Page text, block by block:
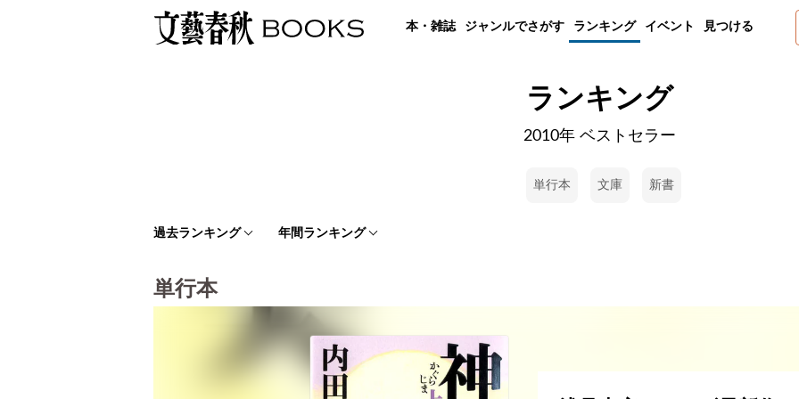
本・雑誌 ジャンルでさがす ランキング イベント 見つける
ランキング
2010年 ベストセラー
単行本 文庫 新書
過去ランキング 年間ランキング
単行本